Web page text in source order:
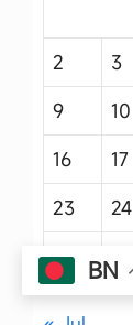
2
3
9
10
16
17
23
24
30
31
BN